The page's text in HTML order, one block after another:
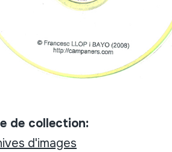
de collection:
d'images